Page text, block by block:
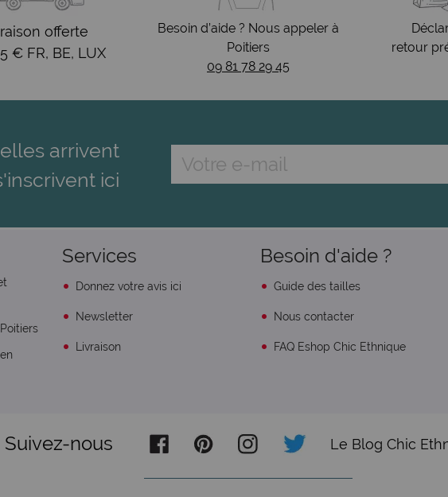
offerte
€ FR, BE, LUX
Besoin d’aide ? Nous appeler à
Poitiers
09 81 78 29 45
retour
arrivent
ici
Services
Donnez votre avis ici
Newsletter
Livraison
Besoin d'aide ?
Guide des tailles
Nous contacter
FAQ Eshop Chic Ethnique
Suivez-nous Le Blog Chic